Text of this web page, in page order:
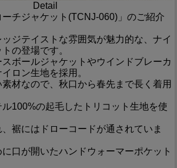
Detail
チジャケット(TCNJ-060)」のご紹介
ジテイストな雰囲気が魅力的な、ナイ
の登場です。
ボールジャケットやウインドブレーカ
ロン生地を採用。
材なので、秋口から春先まで長く着用
100%の起毛したトリコット生地を使
裾にはドローコードが通されていま
口が開いたハンドウォーマーポケット